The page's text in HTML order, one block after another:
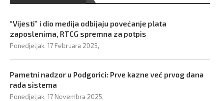
“Vijesti” i dio medija odbijaju povećanje plata
zaposlenima, RTCG spremna za potpis
Ponedjeljak, 17 Februara 2025,
Pametni nadzor u Podgorici: Prve kazne već prvog dana
rada sistema
Ponedjeljak, 17 Novembra 2025,